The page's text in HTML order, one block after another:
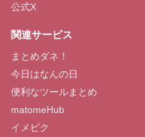
公式X
関連サービス
まとめダネ！
今日はなんの日
便利なツールまとめ
matomeHub
イメピク